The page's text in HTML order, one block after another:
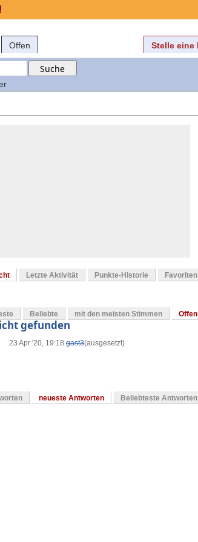
Offen Stelle eine
Letzte Aktivität Punkte-Historie Favoriten
Beliebte mit den meisten Stimmen Offen
gefunden
23 Apr '20, 19:18 gast3(ausgesetzt)
neueste Antworten Beliebteste Antworten